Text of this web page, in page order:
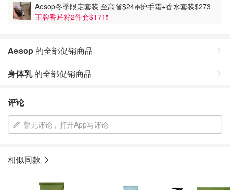
Aesop冬季限定套装 至高省$24❄️护手霜+香水套装$273
王牌香芹籽2件套$171❗️
Aesop 的全部促销商品
身体乳的全部促销商品
评论
暂无评论，打开App写评论
相似同款